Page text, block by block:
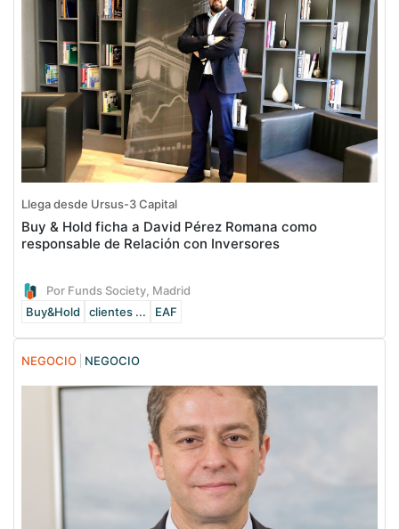
Llega desde Ursus-3 Capital
Buy & Hold ficha a David Pérez Romana como
responsable de Relación con Inversores
Por Funds Society, Madrid
Buy&Hold
clientes ... EAF
NEGOCIO NEGOCIO